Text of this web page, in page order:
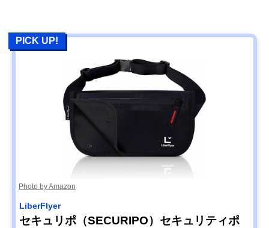
PICK UP!
Photo by Amazon
LiberFlyer
セキュリポ（SECURIPO）セキュリティポ